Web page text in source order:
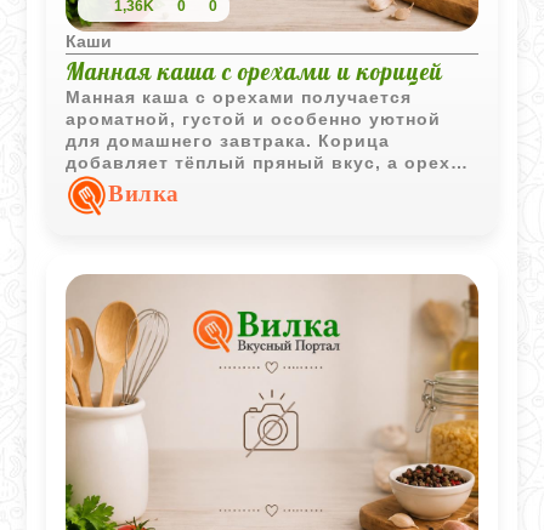
1,36K 0 0
Каши
Манная каша с орехами и корицей
Манная каша с орехами получается
ароматной, густой и особенно уютной
для домашнего завтрака. Корица
добавляет тёплый пряный вкус, а орехи
делают кашу более насыщенной и
сытной.Вилка